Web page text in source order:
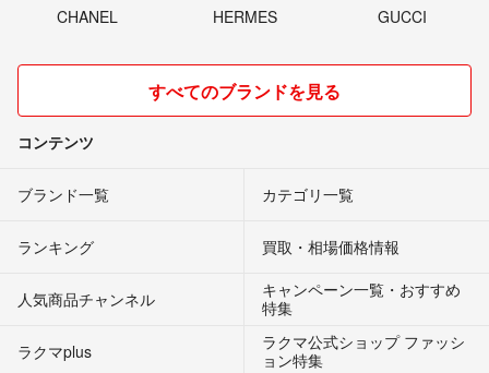
CHANEL HERMES GUCCI
すべてのブランドを見る
コンテンツ
ブランド一覧 カテゴリ一覧
ランキング 買取・相場価格情報
人気商品チャンネル
キャンペーン一覧・おすすめ
特集
ラクマplus
ラクマ公式ショップ ファッシ
ョン特集